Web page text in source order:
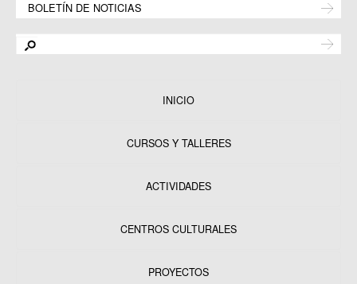
BOLETÍN DE NOTICIAS
INICIO
CURSOS Y TALLERES
ACTIVIDADES
CENTROS CULTURALES
PROYECTOS